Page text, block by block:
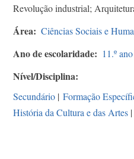
Revolução industrial;
Área Ciências Sociais e
Ano de escolaridade 11.º ano
Nível/Disciplina
Secundário | Formação
História da Cultura e das Artes |